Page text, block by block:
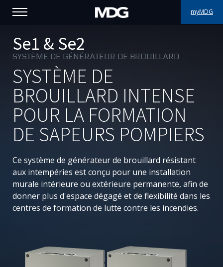
myMDG
PRODUITS
SUPPORT
PORTFOLIO
À PROPOS
OÙ ACHETER
RENCONTREZ-NOUS
ACTUALITÉS
Contactez-nous
Se1 & Se2
SYSTÈME DE GÉNÉRATEUR DE BROUILLARD
SYSTÈME DE
BROUILLARD INTENSE
POUR LA FORMATION
DE SAPEURS POMPIERS
Ce système de générateur de brouillard résistant
aux intempéries est conçu pour une installation
murale intérieure ou extérieure permanente, afin de
donner plus d'espace dégagé et de flexibilité dans les
centres de formation de lutte contre les incendies.